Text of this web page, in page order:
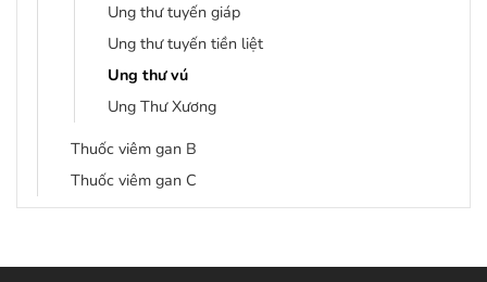
Ung thư tuyến giáp
Ung thư tuyến tiền liệt
Ung thư vú
Ung Thư Xương
Thuốc viêm gan B
Thuốc viêm gan C